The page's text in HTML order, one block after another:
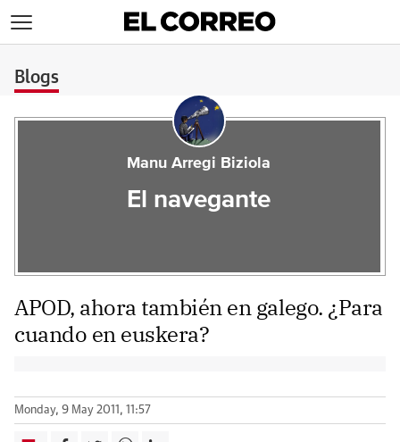
Blogs
Manu Arregi Biziola
El navegante
APOD, ahora también en galego. ¿Para
cuando en euskera?
Monday, 9 May 2011, 11:57